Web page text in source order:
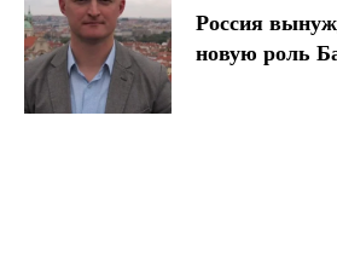
Россия
новую роль